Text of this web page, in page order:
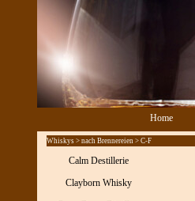
Home
Whiskys > nach Brennereien > C-F
Calm Destillerie
Clayborn Whisky